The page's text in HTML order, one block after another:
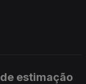
estimação